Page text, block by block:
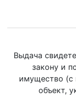
Выдача
закону и
имущество (с
объект,